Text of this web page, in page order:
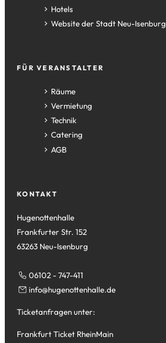
Hotels
Website der Stadt Neu-Isenburg
(Öffnet
neuen
FÜR VERANSTALTER
Räume
Vermietung
Technik
Catering
AGB
KONTAKT
Hugenottenhalle
Frankfurter Str. 152
63263 Neu-Isenburg
06102 - 747-411
info
hugenottenhalle de
Ticketanfragen unter:
Frankfurt Ticket RheinMain